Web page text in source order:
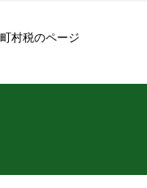
村税のページ